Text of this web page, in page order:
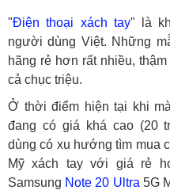
"Điện thoại xách tay" là
người dùng Việt. Những
hãng rẻ hơn rất nhiều,
cả chục triệu.
Ở thời điểm hiện tại khi mà
đang có giá khá cao (20
dùng có xu hướng tìm mua
Mỹ xách tay với giá rẻ
Samsung Note 20 Ultra 5G